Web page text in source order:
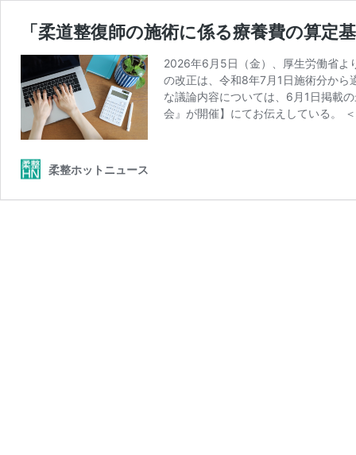
「柔道整復師の施術に係る療養費の算定
2026年6月5日（金）、厚生労働省よ
の改正は、令和8年7月1日施術分から
な議論内容については、6月1日掲載
会』が開催】にてお伝えしている。
柔整ホットニュース